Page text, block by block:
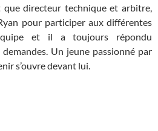
que directeur technique et arbitre,
pour participer aux différentes
et il a toujours répondu
Un jeune passionné par
s’ouvre devant lui.